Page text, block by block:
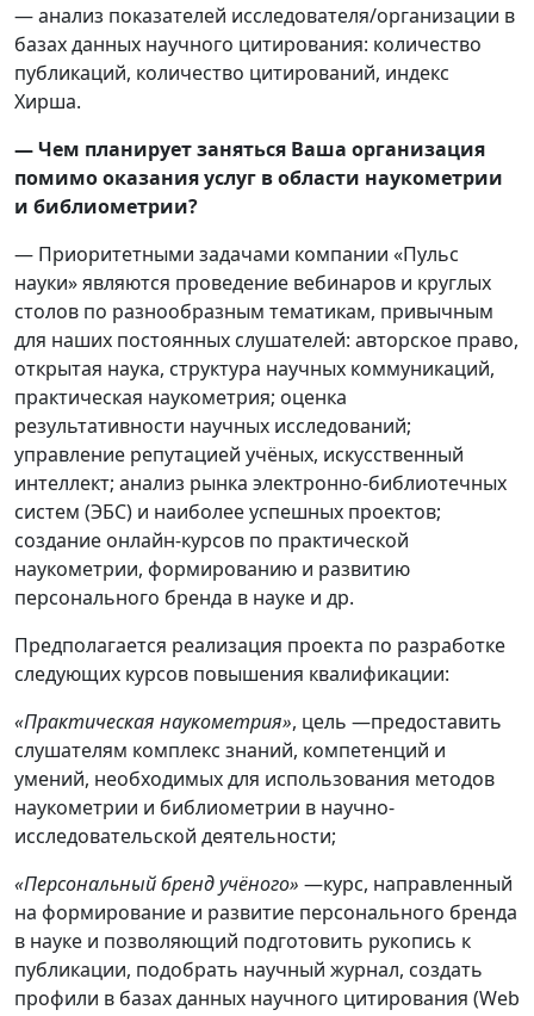
— анализ показателей исследователя/организации в
базах данных научного цитирования: количество
публикаций, количество цитирований, индекс
Хирша.
— Чем планирует заняться Ваша организация
помимо оказания услуг в области наукометрии
и библиометрии?
— Приоритетными задачами компании «Пульс
науки» являются проведение вебинаров и круглых
столов по разнообразным тематикам, привычным
для наших постоянных слушателей: авторское право,
открытая наука, структура научных коммуникаций,
практическая наукометрия; оценка
результативности научных исследований;
управление репутацией учёных, искусственный
интеллект; анализ рынка электронно-библиотечных
систем (ЭБС) и наиболее успешных проектов;
создание онлайн-курсов по практической
наукометрии, формированию и развитию
персонального бренда в науке и др.
Предполагается реализация проекта по разработке
следующих курсов повышения квалификации:
«Практическая наукометрия», цель —предоставить
слушателям комплекс знаний, компетенций и
умений, необходимых для использования методов
наукометрии и библиометрии в научно-
исследовательской деятельности;
«Персональныйбренд учёного» —курс, направленный
на формирование и развитие персонального бренда
в науке и позволяющий подготовить рукопись к
публикации, подобрать научный журнал, создать
профили в базах данных научного цитирования (Web